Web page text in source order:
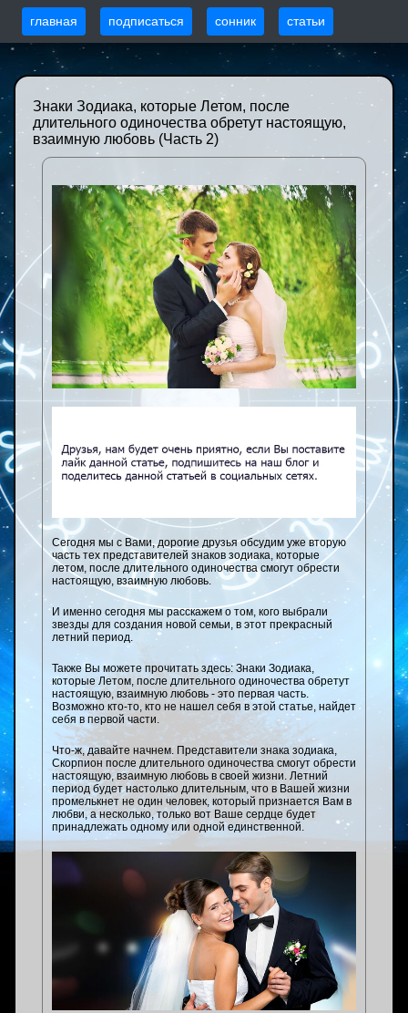
главная подписаться сонник статьи
Знаки Зодиака, которые Летом, после
длительного одиночества обретут настоящую,
взаимную любовь (Часть 2)
Сегодня мы с Вами, дорогие друзья обсудим уже вторую
часть тех представителей знаков зодиака, которые
летом, после длительного одиночества смогут обрести
настоящую, взаимную любовь.
И именно сегодня мы расскажем о том, кого выбрали
звезды для создания новой семьи, в этот прекрасный
летний период.
Также Вы можете прочитать здесь: Знаки Зодиака,
которые Летом, после длительного одиночества обретут
настоящую, взаимную любовь - это первая часть.
Возможно кто-то, кто не нашел себя в этой статье, найдет
себя в первой части.
Что-ж, давайте начнем. Представители знака зодиака,
Скорпион после длительного одиночества смогут обрести
настоящую, взаимную любовь в своей жизни. Летний
период будет настолько длительным, что в Вашей жизни
промелькнет не один человек, который признается Вам в
любви, а несколько, только вот Ваше сердце будет
принадлежать одному или одной единственной.